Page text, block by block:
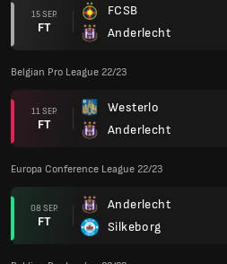
15 SEP.
FT
FCSB
Anderlecht
Belgian Pro League 22/23
11 SEP.
FT
Westerlo
Anderlecht
Europa Conference League 22/23
08 SEP.
FT
Anderlecht
Silkeborg